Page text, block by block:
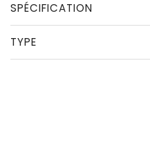
SPÉCIFICATION
TYPE